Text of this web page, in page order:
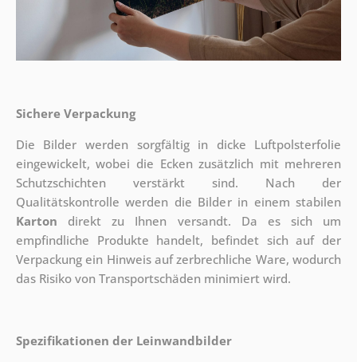
Sichere Verpackung
Die Bilder werden sorgfältig in dicke Luftpolsterfolie
eingewickelt, wobei die Ecken zusätzlich mit mehreren
Schutzschichten verstärkt sind. Nach der
Qualitätskontrolle werden die Bilder in einem stabilen
Karton direkt zu Ihnen versandt. Da es sich um
empfindliche Produkte handelt, befindet sich auf der
Verpackung ein Hinweis auf zerbrechliche Ware, wodurch
das Risiko von Transportschäden minimiert wird.
Spezifikationen der Leinwandbilder